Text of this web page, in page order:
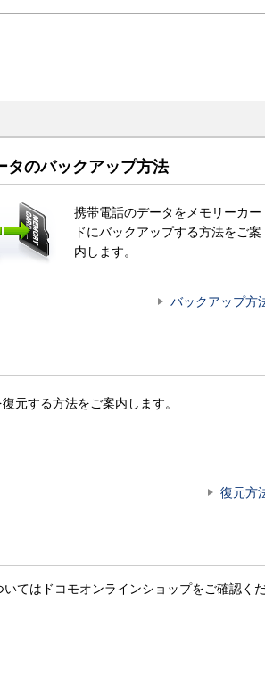
タのバックアップ方法
携帯電話のデータをメモリーカー
ドにバックアップする方法をご案
内します。
バックアップ方
元する方法をご案内します。
復元方
てはドコモオンラインショップをご確認く